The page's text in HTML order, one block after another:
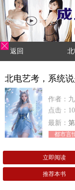
返回
北电艺考，系统
作者：
点击：
最新：
都市言
立即阅读
推荐本书